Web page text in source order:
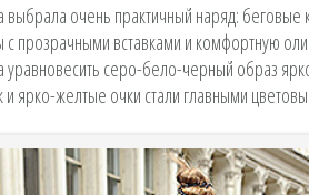
выбрала очень практичный наряд: беговые
с прозрачными вставками и комфортную
уравновесить серо-бело-черный образ
и ярко-желтые очки стали главными